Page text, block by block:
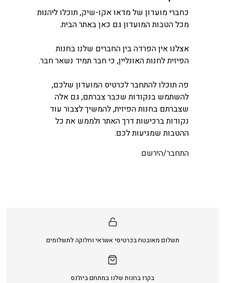
כחברי מועדון של מדאו אקו-שיק, תוכלו ליהנות
מכל הטבות המועדון גם כאן באתר הבית.
אצלנו אין הפרדה בין החברים שלנו בחנות
הפיזית לחנות האונליין, כי חבר תמיד נשאר חבר.
פה תוכלו להתחבר לכרטיס המועדון שלכם,
להשתמש בנקודות שכבר צברתם, גם אלה
שצברתם בחנות הפיזית, להמשיך לצבור עוד
נקודות ברכישות דרך האתר ולממש את כל
ההטבות שמגיעות לכם.
התחבר/הירשם
תשלום מאובטח בכרטיסי אשראי וחלוקה לתשלומים
בקרו בחנות שלנו במתחם בית׳נס